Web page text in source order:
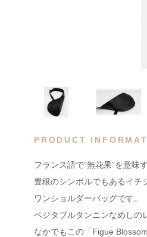
PRODUCT
フランス語で”無花果”を意味
豊穣のシンボルでもあるイチ
ワンショルダーバッグです。
ベジタブルタンニンなめしの
なかでもこの「Figue